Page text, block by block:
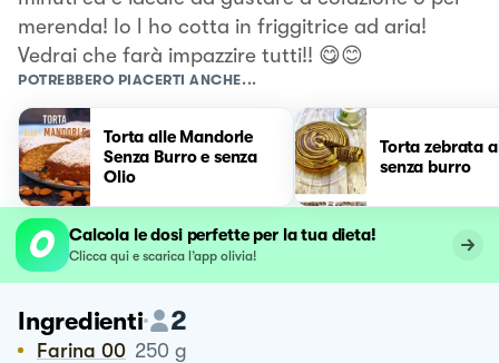
merenda! Io l ho cotta in friggitrice ad aria!
Vedrai che farà impazzire tutti!! 😋😊
POTREBBERO PIACERTI ANCHE...
Torta alle Mandorle
Senza Burro e senza
Olio
Torta zebrata
senza burro
Calcola le dosi perfette per la tua dieta!
Clicca qui e scarica l’app olivia!
Ingredienti 2
Farina 00 250 g